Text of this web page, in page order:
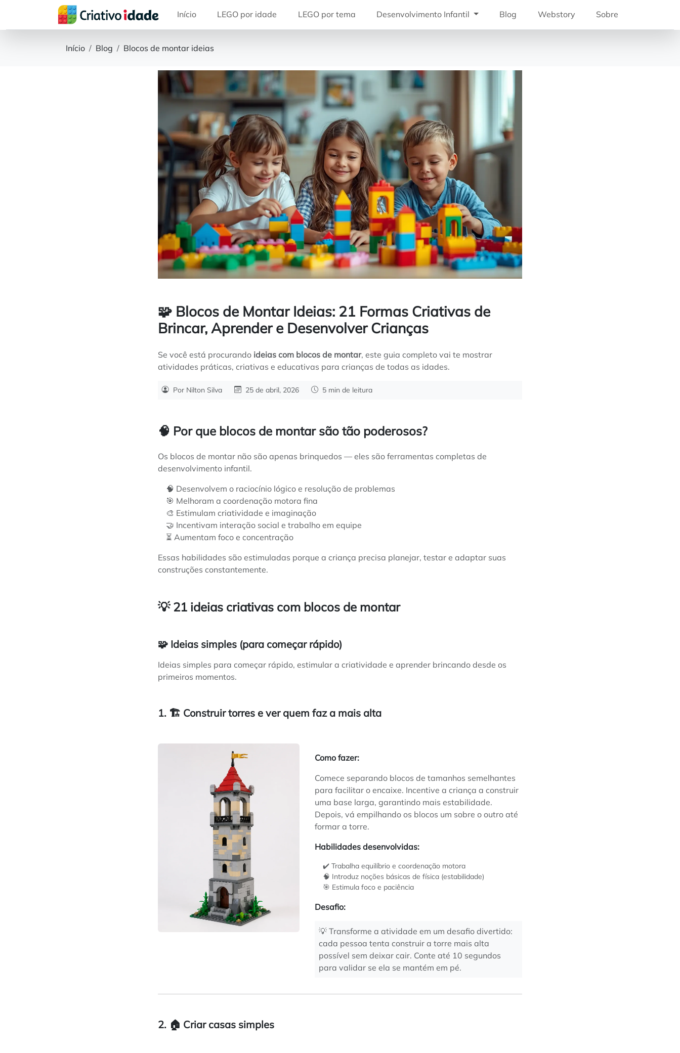
Início LEGO por idade LEGO por tema Desenvolvimento Infantil Blog Webstory Sobre
Início Blog Blocos de montar ideias
🧩 Blocos de Montar Ideias: 21 Formas Criativas de
Brincar, Aprender e Desenvolver Crianças
Se você está procurando ideias com blocos de montar, este guia completo vai te mostrar
atividades práticas, criativas e educativas para crianças de todas as idades.
Por Nilton Silva 25 de abril, 2026 5 min de leitura
🧠 Por que blocos de montar são tão poderosos?
Os blocos de montar não são apenas brinquedos — eles são ferramentas completas de
desenvolvimento infantil.
🧠 Desenvolvem o raciocínio lógico e resolução de problemas
🎯 Melhoram a coordenação motora fina
🎨 Estimulam criatividade e imaginação
🤝 Incentivam interação social e trabalho em equipe
⏳ Aumentam foco e concentração
Essas habilidades são estimuladas porque a criança precisa planejar, testar e adaptar suas
construções constantemente.
💡 21 ideias criativas com blocos de montar
🧩 Ideias simples (para começar rápido)
Ideias simples para começar rápido, estimular a criatividade e aprender brincando desde os
primeiros momentos.
1. 🏗️ Construir torres e ver quem faz a mais alta
Como fazer:
Comece separando blocos de tamanhos semelhantes
para facilitar o encaixe. Incentive a criança a construir
uma base larga, garantindo mais estabilidade.
Depois, vá empilhando os blocos um sobre o outro até
formar a torre.
Habilidades desenvolvidas:
✔️ Trabalha equilíbrio e coordenação motora
🧠 Introduz noções básicas de física (estabilidade)
🎯 Estimula foco e paciência
Desafio:
💡 Transforme a atividade em um desafio divertido:
cada pessoa tenta construir a torre mais alta
possível sem deixar cair. Conte até 10 segundos
para validar se ela se mantém em pé.
2. 🏠 Criar casas simples